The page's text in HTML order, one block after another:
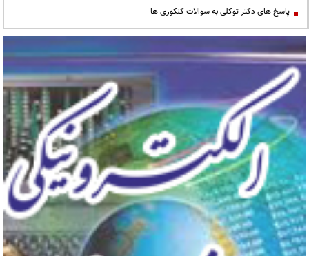
پاسخ های دکتر توکلی به سوالات کنکوری ها